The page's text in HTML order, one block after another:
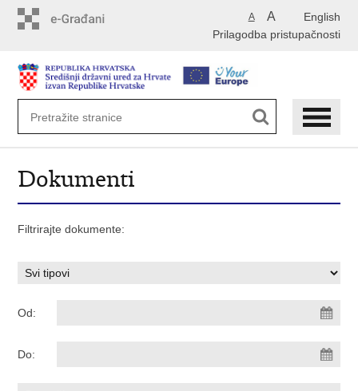
English
A A
Prilagodba pristupačnosti
Dokumenti
Filtrirajte dokumente:
Od:
Do: